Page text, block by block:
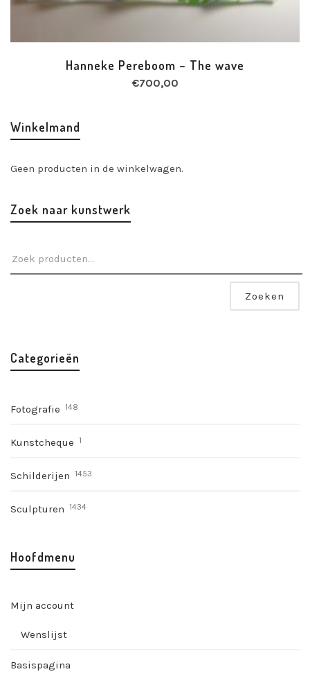
Hanneke Pereboom – The wave
€700,00
Winkelmand
Geen producten in de winkelwagen.
Zoek naar kunstwerk
Zoeken
Categorieën
Fotografie 148
Kunstcheque 1
Schilderijen 1453
Sculpturen 1434
Hoofdmenu
Mijn account
Wenslijst
Basispagina